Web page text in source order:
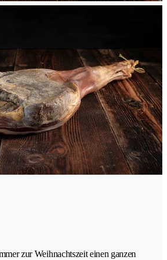
zur Weihnachtszeit einen ganzen